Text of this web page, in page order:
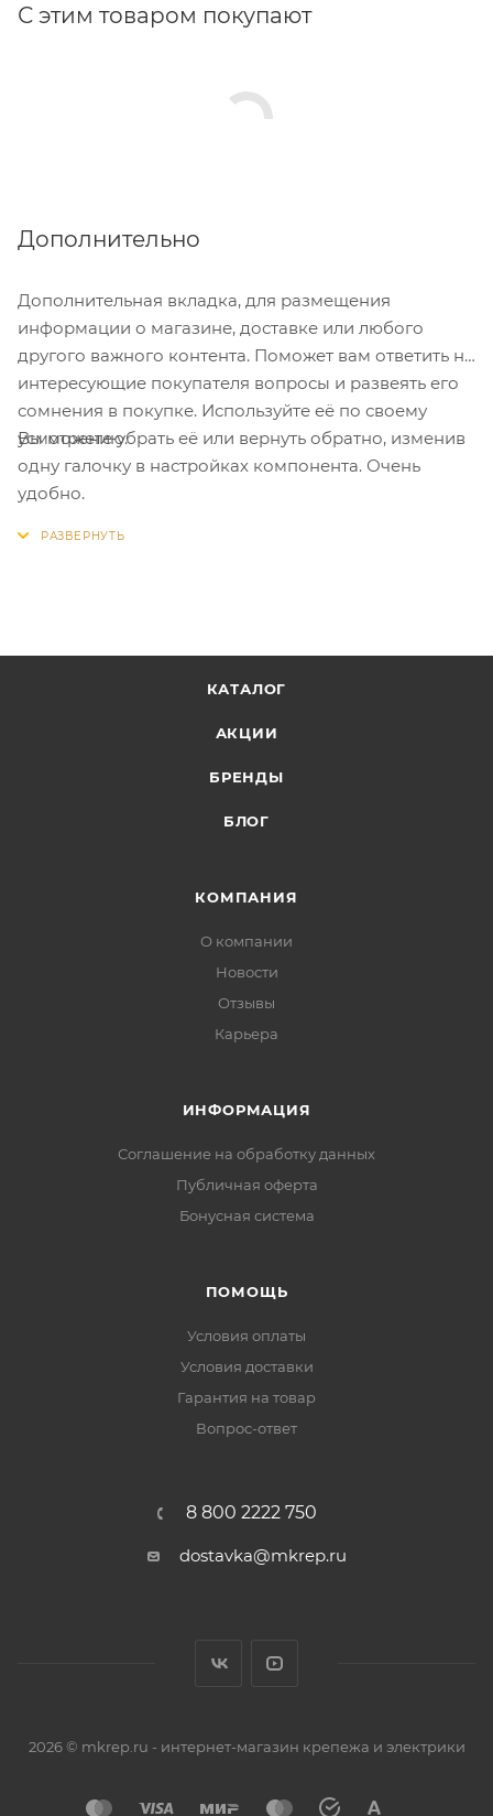
С этим товаром покупают
Дополнительно
Дополнительная вкладка, для размещения
информации о магазине, доставке или любого
другого важного контента. Поможет вам ответить на
интересующие покупателя вопросы и развеять его
сомнения в покупке. Используйте её по своему
усмотрению.
Вы можете убрать её или вернуть обратно, изменив
одну галочку в настройках компонента. Очень
удобно.
КАТАЛОГ
АКЦИИ
БРЕНДЫ
БЛОГ
КОМПАНИЯ
О компании
Новости
Отзывы
Карьера
ИНФОРМАЦИЯ
Соглашение на обработку данных
Публичная оферта
Бонусная система
ПОМОЩЬ
Условия оплаты
Условия доставки
Гарантия на товар
Вопрос-ответ
8 800 2222 750
dostavka@mkrep.ru
2026 © mkrep.ru - интернет-магазин крепежа и электрики